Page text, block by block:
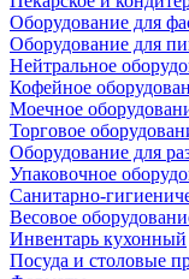
Оборудование для
Оборудование для
Нейтральное
Кофейное
Моечное
Торговое
Оборудование для
Упаковочное
Санитарно-
Весовое
Инвентарь кухонный
Посуда и столовые